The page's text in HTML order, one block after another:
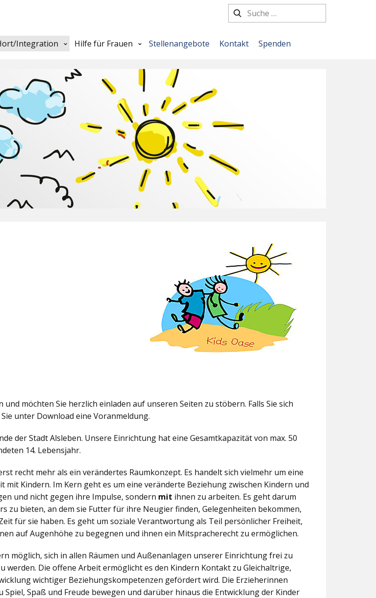
Integration Hilfe für Frauen Stellenangebote Kontakt Spenden
möchten Sie herzlich einladen auf unseren Seiten zu stöbern. Falls Sie sich
unter Download eine Voranmeldung.
der Stadt Alsleben. Unsere Einrichtung hat eine Gesamtkapazität von max. 50
14. Lebensjahr.
recht mehr als ein verändertes Raumkonzept. Es handelt sich vielmehr um eine
Kindern. Im Kern geht es um eine veränderte Beziehung zwischen Kindern und
und nicht gegen ihre Impulse, sondern mit ihnen zu arbeiten. Es geht darum
zu bieten, an dem sie Futter für ihre Neugier finden, Gelegenheiten bekommen,
für sie haben. Es geht um soziale Verantwortung als Teil persönlicher Freiheit,
auf Augenhöhe zu begegnen und ihnen ein Mitspracherecht zu ermöglichen.
möglich, sich in allen Räumen und Außenanlagen unserer Einrichtung frei zu
Die offene Arbeit ermöglicht es den Kindern Kontakt zu Gleichaltrige,
wichtiger Beziehungskompetenzen gefördert wird. Die Erzieherinnen
Spaß und Freude bewegen und darüber hinaus die Entwicklung der Kinder